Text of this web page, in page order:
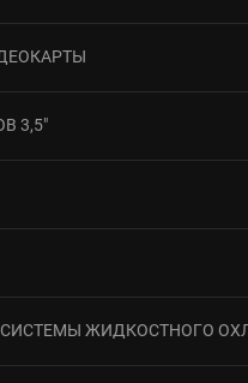
3,5"
ЖИДКОСТНОГО